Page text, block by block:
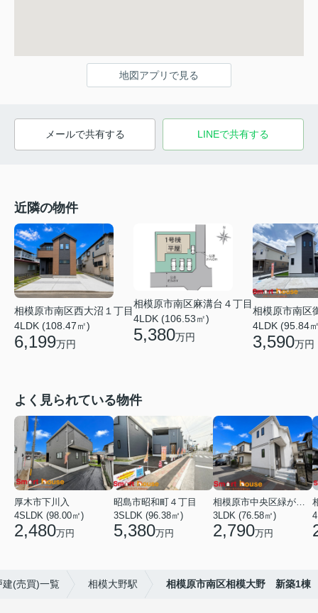
地図アプリで見る
メールで共有する LINEで共有する
近隣の物件
相模原市南区西大沼１丁目
4LDK (108.47㎡)
6,199万円
相模原市南区麻溝台４丁目
4LDK (106.53㎡)
5,380万円
相模原市南区
4LDK (95.84
3,590万円
よく見られている物件
厚木市下川入
4SLDK (98.00㎡)
2,480万円
昭島市昭和町４丁目
3SLDK (96.38㎡)
5,380万円
3LDK (76.58㎡)
2,790万円
建(売買)一覧 相模大野駅 相模原市南区相模大野 新築1棟